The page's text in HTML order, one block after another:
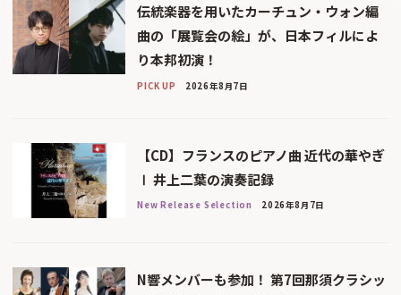
伝統楽器を用いたカーチュン・ウォン編
曲の「展覧会の絵」が、日本フィルによ
り本邦初演！
PICK UP 2026年8月7日
【CD】フランスのピアノ曲 近代の華やぎ
Ⅰ 井上二葉の演奏記録
New Release Selection 2026年8月7日
N響メンバーも参加！ 第7回那須クラシッ